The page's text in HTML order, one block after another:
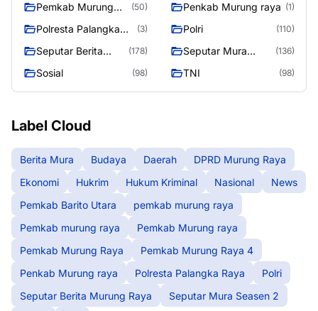
Pemkab Murung
(50) Penkab Murung raya (1)
Polresta Palangka
(3) Polri (110)
Seputar Berita
(178)
Seputar Mura
(136)
Sosial (98) TNI (98)
Label Cloud
Berita Mura Budaya Daerah
DPRD Murung Raya
Ekonomi
Hukrim Hukum Kriminal Nasional
News
Pemkab Barito Utara
pemkab murung raya
Pemkab murung raya
Pemkab Murung raya
Pemkab Murung Raya
Pemkab Murung Raya 4
Penkab Murung raya
Polresta Palangka Raya
Polri
Seputar Berita Murung Raya
Seputar Mura Seasen 2